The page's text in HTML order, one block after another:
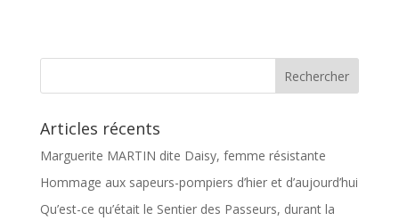
o e
Articles récents
Marguerite MARTIN dite Daisy, femme résistante
Hommage aux sapeurs-pompiers d’hier et d’aujourd’hui
Qu’est-ce qu’était le Sentier des Passeurs, durant la